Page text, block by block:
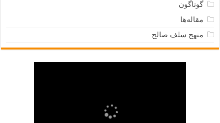
گوناگون
مقاله‌ها
منهج سلف صالح